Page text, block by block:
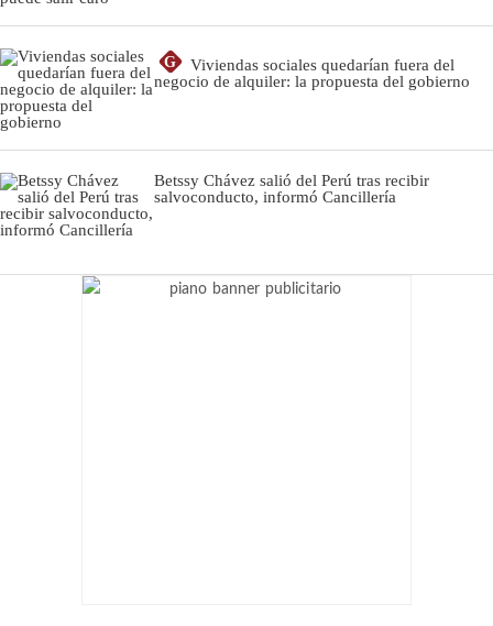
G
Viviendas sociales quedarían fuera del
negocio de alquiler: la propuesta del gobierno
Betssy Chávez salió del Perú tras recibir
salvoconducto, informó Cancillería